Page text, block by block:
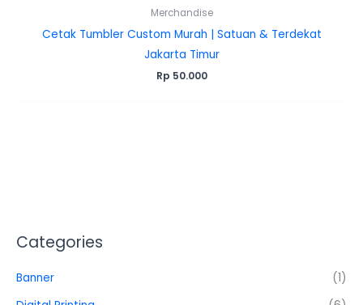
Categories
Banner
(1)
Merchandise
Cetak Tumbler Custom Murah | Satuan & Terdekat
Jakarta Timur
Rp 50.000